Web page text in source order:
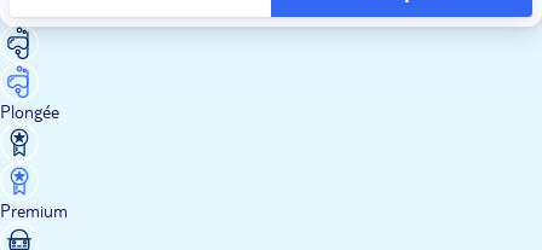
Neige
Plongée
Premium